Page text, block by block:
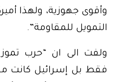
وأقوى جهوزية، ولهذا
التمويل للمقاومة”.
فقط بل إسرائيل كانت